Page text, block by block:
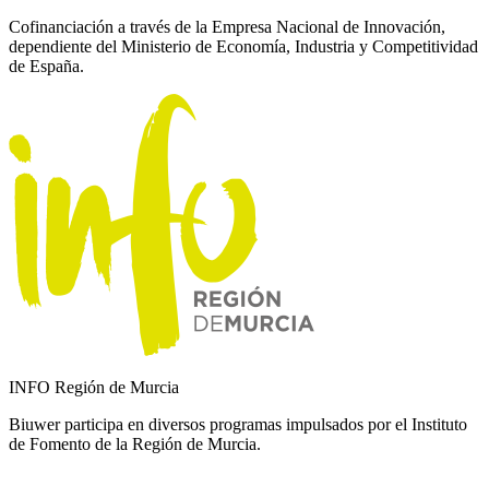
Cofinanciación a través de la Empresa Nacional de Innovación,
dependiente del Ministerio de Economía, Industria y Competitividad
de España.
INFO Región de Murcia
Biuwer participa en diversos programas impulsados por el Instituto
de Fomento de la Región de Murcia.